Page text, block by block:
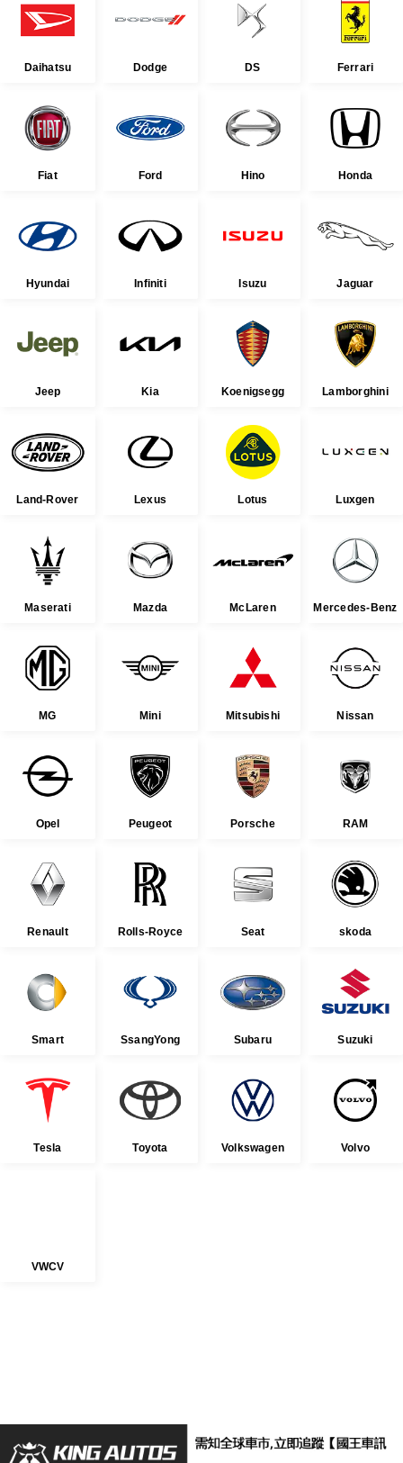
Daihatsu Dodge DS Ferrari
Fiat Ford Hino Honda
Hyundai Infiniti Isuzu Jaguar
Jeep Kia Koenigsegg Lamborghini
Land-Rover Lexus Lotus Luxgen
Maserati Mazda McLaren Mercedes-Benz
MG Mini Mitsubishi Nissan
Opel Peugeot Porsche RAM
Renault Rolls-Royce Seat skoda
Smart SsangYong Subaru Suzuki
Tesla Toyota Volkswagen Volvo